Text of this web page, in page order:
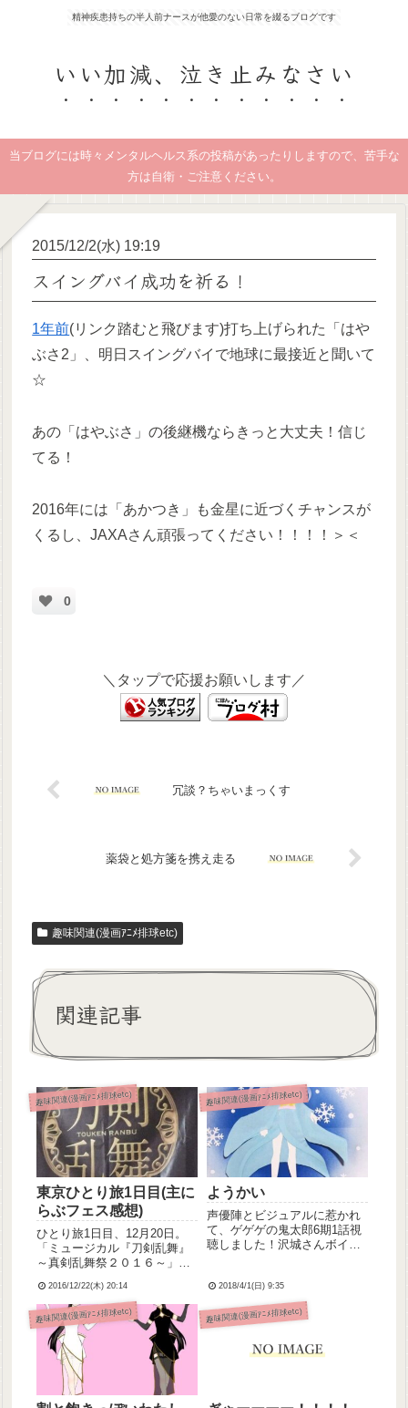
精神疾患持ちの半人前ナースが他愛のない日常を綴るブログです
いい加減、泣き止みなさい
当ブログには時々メンタルヘルス系の投稿があったりしますので、苦手な
方は自衛・ご注意ください。
2015/12/2(水) 19:19
スイングバイ成功を祈る！
1年前(リンク踏むと飛びます)打ち上げられた「はや
ぶさ2」、明日スイングバイで地球に最接近と聞いて
☆
あの「はやぶさ」の後継機ならきっと大丈夫！信じ
てる！
2016年には「あかつき」も金星に近づくチャンスが
くるし、JAXAさん頑張ってください！！！！＞＜
0
＼タップで応援お願いします／
冗談？ちゃいまっくす
薬袋と処方箋を携え走る
趣味関連(漫画ｱﾆﾒ排球etc)
関連記事
趣味関連(漫画ｱﾆﾒ排球etc)
東京ひとり旅1日目(主に
らぶフェス感想)
ひとり旅1日目、12月20日。
「ミュージカル『刀剣乱舞』
～真剣乱舞祭２０１６～」夜
中のうちに東京へ向かって出
発。新幹線の中でついったー
を使って物販情報をチェッ
ク。2～3時間待ちとか、三日
月のマフラータオル(欲しか
っ...
2016/12/22(木) 20:14
趣味関連(漫画ｱﾆﾒ排球etc)
ようかい
声優陣とビジュアルに惹かれ
て、ゲゲゲの鬼太郎6期1話視
聴しました！沢城さんボイス
定。来週はねこ娘も登場する
みたいだし、楽しみ！5期のね
こ娘もかわいいなーって思っ
てたけど、6期のねこ娘はそ
2018/4/1(日) 9:35
趣味関連(漫画ｱﾆﾒ排球etc) 趣味関連(漫画ｱﾆﾒ排球etc)